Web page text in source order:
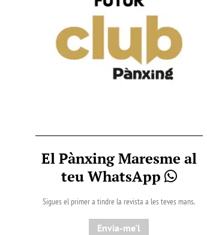
El Pànxing Maresme al
teu WhatsApp
Sigues el primer a tindre la revista a les teves mans.
Envia-me'l